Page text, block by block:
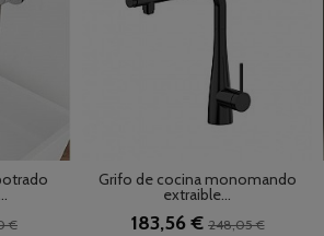
€
Grifo de cocina monomando
extraible...
183,56 € 248,05 €